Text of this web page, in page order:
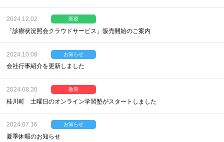
2024.12.02 医療
「診療状況照会クラウドサービス」販売開始のご案内
2024.10.08 お知らせ
会社行事紹介を更新しました
2024.08.20 教育
桂川町 土曜日のオンライン学習塾がスタートしました
2024.07.16 お知らせ
夏季休暇のお知らせ